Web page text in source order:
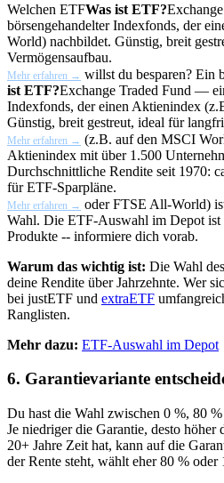
Welchen ETFWas ist ETF?
börsengehandelter Indexfonds, der
World) nachbildet. Günstig, breit
Vermögensaufbau.
Mehr erfahren → willst du besparen? Ein
ist ETF?Exchange Traded Fund —
Indexfonds, der einen Aktienindex
Günstig, breit gestreut, ideal für
Mehr erfahren → (z.B. auf den MSCI
Aktienindex mit über 1.500
Durchschnittliche Rendite seit 1970:
für ETF-Sparpläne.
Mehr erfahren → oder FTSE All-World)
Wahl. Die ETF-Auswahl im Depot ist
Produkte -- informiere dich vorab.
Warum das wichtig ist: Die Wahl
deine Rendite über Jahrzehnte. Wer
bei justETF und extraETF
Ranglisten.
Mehr dazu: ETF-Auswahl im Depot
6. Garantievariante
Du hast die Wahl zwischen 0 %, 80
Je niedriger die Garantie, desto höher
20+ Jahre Zeit hat, kann auf die
der Rente steht, wählt eher 80 % oder